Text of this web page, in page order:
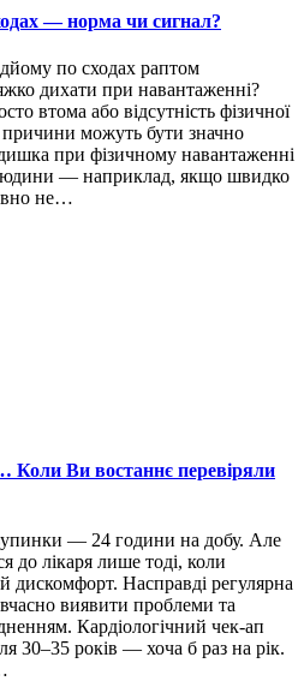
— норма чи сигнал?
по сходах раптом
дихати при навантаженні?
втома або відсутність фізичної
можуть бути значно
при фізичному навантаженні
— наприклад, якщо швидко
не…
Коли Ви востаннє перевіряли
— 24 години на добу. Але
до лікаря лише тоді, коли
дискомфорт. Насправді регулярна
виявити проблеми та
Кардіологічний чек-ап
30–35 років — хоча б раз на рік.